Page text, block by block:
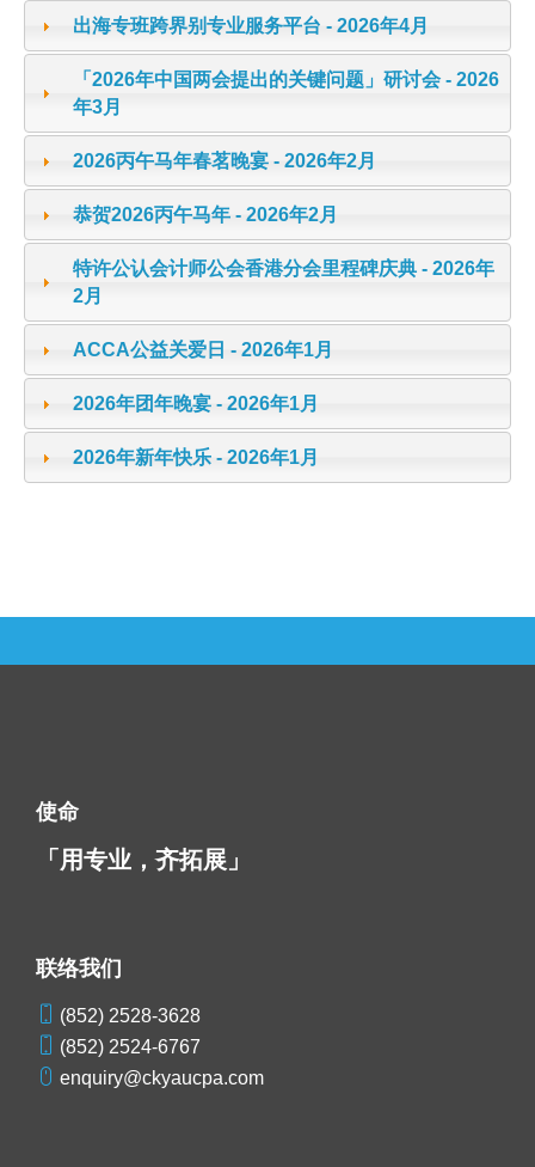
出海专班跨界别专业服务平台 - 2026年4月
「2026年中国两会提出的关键问题」研讨会 - 2026
年3月
2026丙午马年春茗晚宴 - 2026年2月
恭贺2026丙午马年 - 2026年2月
特许公认会计师公会香港分会里程碑庆典 - 2026年
2月
ACCA公益关爱日 - 2026年1月
2026年团年晚宴 - 2026年1月
2026年新年快乐 - 2026年1月
使命
「用专业，齐拓展」
联络我们
(852) 2528-3628
(852) 2524-6767
enquiry@ckyaucpa.com